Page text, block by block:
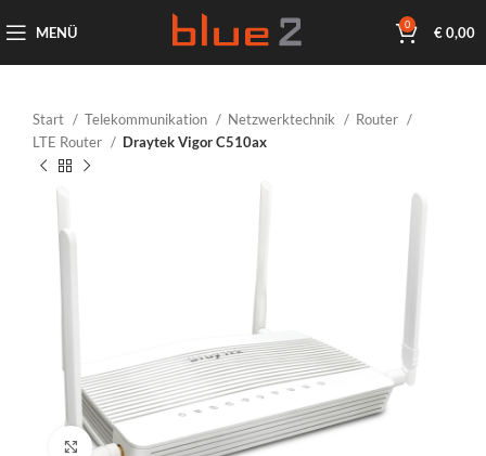
MENÜ 0 €0,00
Start Telekommunikation Netzwerktechnik
Router
LTE Router
Draytek Vigor C510ax
Klicken um zu vergrößern